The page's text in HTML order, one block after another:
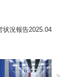
状況報告2025.04